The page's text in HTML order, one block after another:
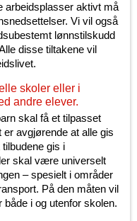
arbeidsplasser aktivt må
Vi vil også
lønnstilskudd
disse tiltakene vil
skoler eller i
andre elever.
skal få et tilpasset
avgjørende at alle gis
gis i
skal være universelt
– spesielt i områder
På den måten vil
i og utenfor skolen.